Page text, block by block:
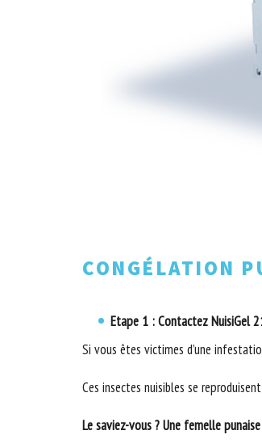
CONGÉLATION
Etape 1 : Contactez NuisiGel
Si vous êtes victimes d’une
Ces insectes nuisibles se
Le saviez-vous ? Une femelle